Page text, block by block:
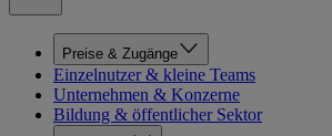
Preise & Zugänge
Einzelnutzer & kleine Teams
Unternehmen & Konzerne
Bildung & öffentlicher Sektor